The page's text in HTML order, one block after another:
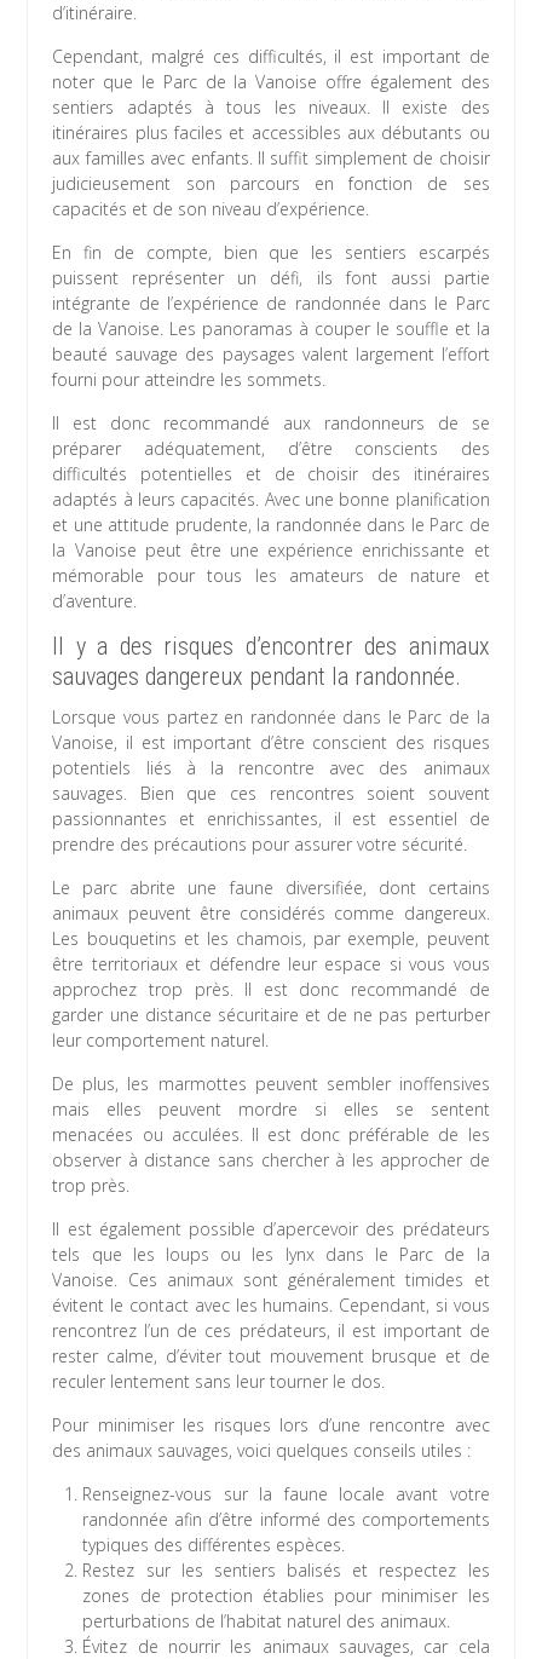
d’itinéraire.
Cependant, malgré ces difficultés, il est important de
noter que le Parc de la Vanoise offre également des
sentiers adaptés à tous les niveaux. Il existe des
itinéraires plus faciles et accessibles aux débutants ou
aux familles avec enfants. Il suffit simplement de choisir
judicieusement son parcours en fonction de ses
capacités et de son niveau d’expérience.
En fin de compte, bien que les sentiers escarpés
puissent représenter un défi, ils font aussi partie
intégrante de l’expérience de randonnée dans le Parc
de la Vanoise. Les panoramas à couper le souffle et la
beauté sauvage des paysages valent largement l’effort
fourni pour atteindre les sommets.
Il est donc recommandé aux randonneurs de se
préparer adéquatement, d’être conscients des
difficultés potentielles et de choisir des itinéraires
adaptés à leurs capacités. Avec une bonne planification
et une attitude prudente, la randonnée dans le Parc de
la Vanoise peut être une expérience enrichissante et
mémorable pour tous les amateurs de nature et
d’aventure.
Il y a des risques d’encontrer des animaux
sauvages dangereux pendant la randonnée.
Lorsque vous partez en randonnée dans le Parc de la
Vanoise, il est important d’être conscient des risques
potentiels liés à la rencontre avec des animaux
sauvages. Bien que ces rencontres soient souvent
passionnantes et enrichissantes, il est essentiel de
prendre des précautions pour assurer votre sécurité.
Le parc abrite une faune diversifiée, dont certains
animaux peuvent être considérés comme dangereux.
Les bouquetins et les chamois, par exemple, peuvent
être territoriaux et défendre leur espace si vous vous
approchez trop près. Il est donc recommandé de
garder une distance sécuritaire et de ne pas perturber
leur comportement naturel.
De plus, les marmottes peuvent sembler inoffensives
mais elles peuvent mordre si elles se sentent
menacées ou acculées. Il est donc préférable de les
observer à distance sans chercher à les approcher de
trop près.
Il est également possible d’apercevoir des prédateurs
tels que les loups ou les lynx dans le Parc de la
Vanoise. Ces animaux sont généralement timides et
évitent le contact avec les humains. Cependant, si vous
rencontrez l’un de ces prédateurs, il est important de
rester calme, d’éviter tout mouvement brusque et de
reculer lentement sans leur tourner le dos.
Pour minimiser les risques lors d’une rencontre avec
des animaux sauvages, voici quelques conseils utiles :
Renseignez-vous sur la faune locale avant votre
randonnée afin d’être informé des comportements
typiques des différentes espèces.
Restez sur les sentiers balisés et respectez les
zones de protection établies pour minimiser les
perturbations de l’habitat naturel des animaux.
Évitez de nourrir les animaux sauvages, car cela